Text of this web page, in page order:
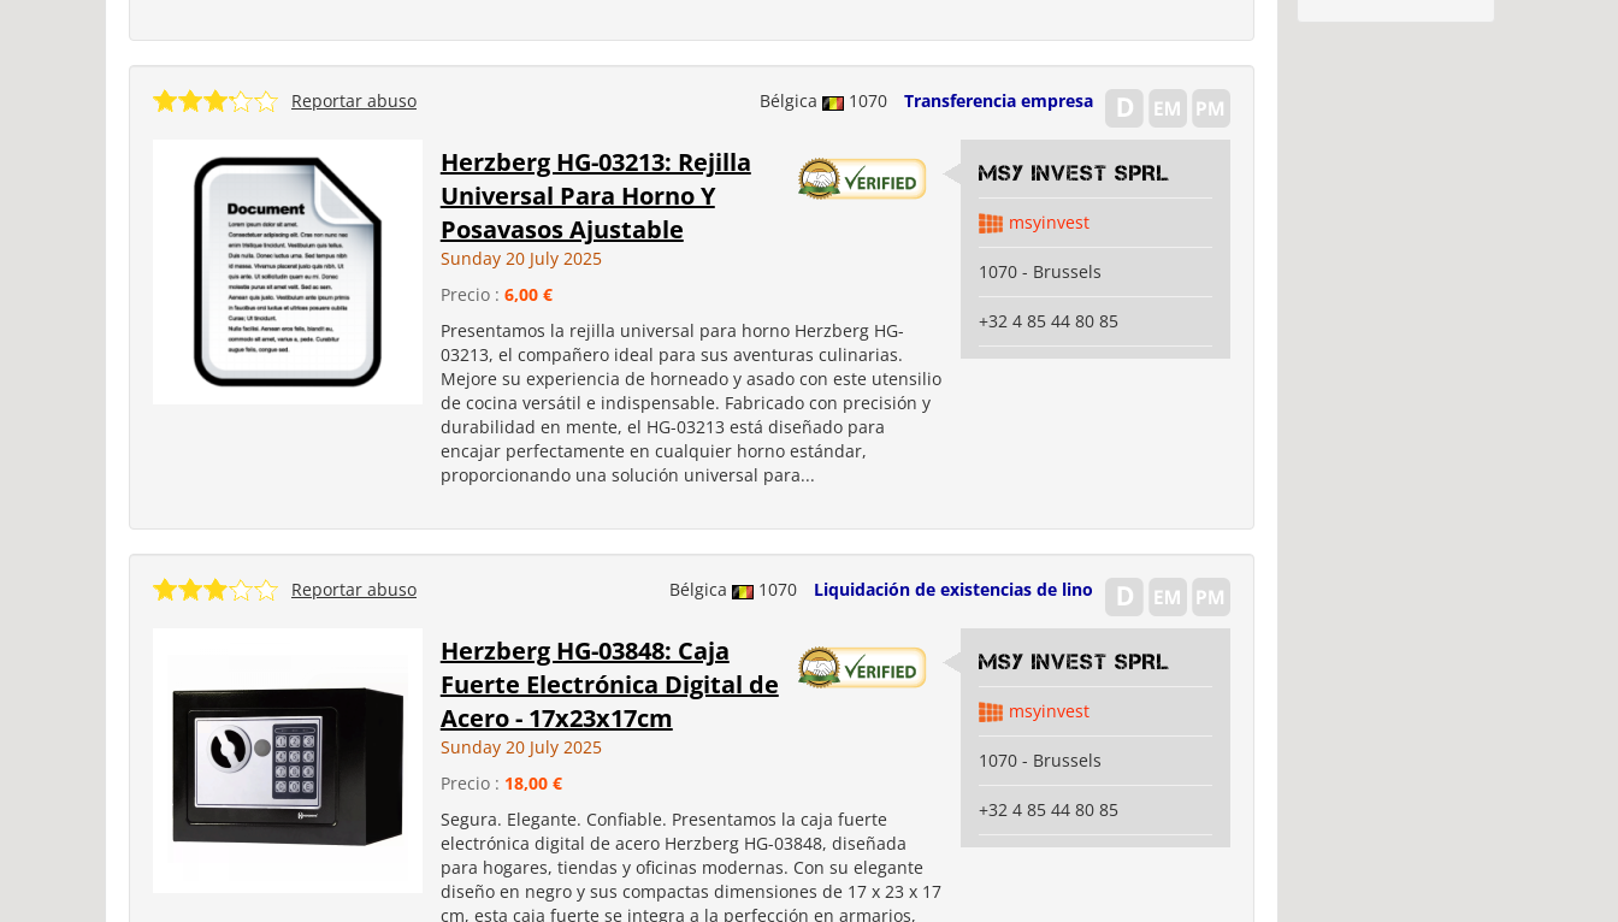
Bélgica 1070 Transferencia empresa
Reportar abuso
Herzberg HG-03213: Rejilla
Universal Para Horno Y
Posavasos Ajustable
Sunday 20 July 2025
Precio : 6,00 €
Presentamos la rejilla universal para horno Herzberg HG-
03213, el compañero ideal para sus aventuras culinarias.
Mejore su experiencia de horneado y asado con este utensilio
de cocina versátil e indispensable. Fabricado con precisión y
durabilidad en mente, el HG-03213 está diseñado para
encajar perfectamente en cualquier horno estándar,
proporcionando una solución universal para...
MSY INVEST SPRL
msyinvest
1070 - Brussels
+32 4 85 44 80 85
Bélgica 1070 Liquidación de existencias de lino
Reportar abuso
Herzberg HG-03848: Caja
Fuerte Electrónica Digital de
Acero - 17x23x17cm
Sunday 20 July 2025
Precio : 18,00 €
Segura. Elegante. Confiable. Presentamos la caja fuerte
electrónica digital de acero Herzberg HG-03848, diseñada
para hogares, tiendas y oficinas modernas. Con su elegante
diseño en negro y sus compactas dimensiones de 17 x 23 x 17
cm, esta caja fuerte se integra a la perfección en armarios,
MSY INVEST SPRL
msyinvest
1070 - Brussels
+32 4 85 44 80 85